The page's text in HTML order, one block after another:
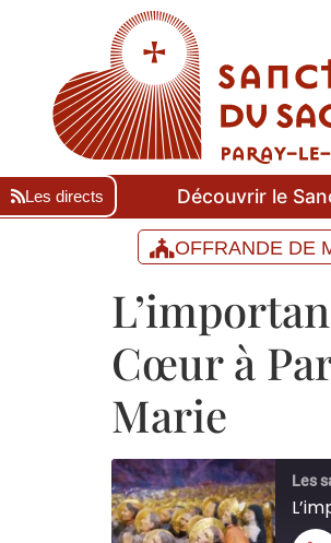
Les directs Découvrir le
OFFRANDE DE
Cœur à
Marie
Les